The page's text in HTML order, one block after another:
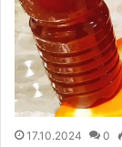
17.10.2024 0